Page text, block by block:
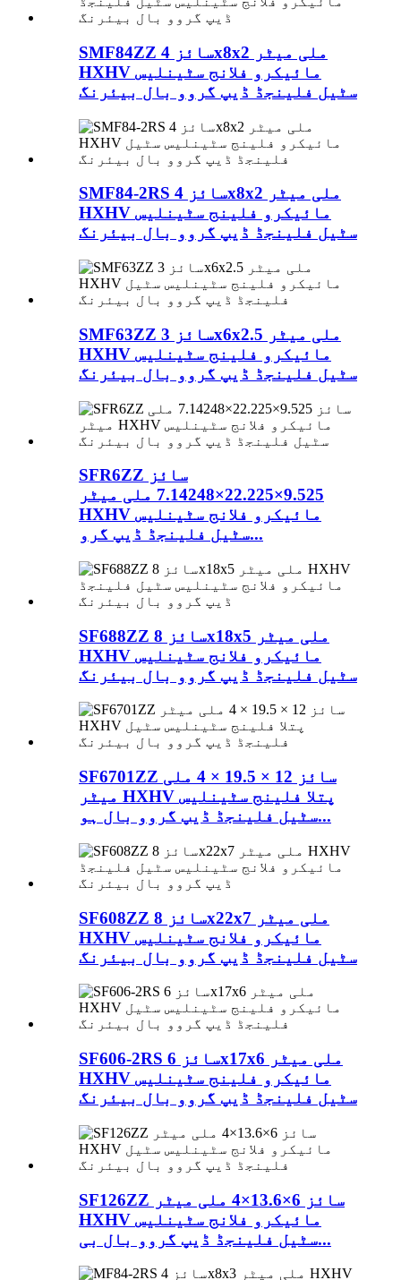
SMF84ZZ سائز 4x8x2 ملی میٹر
HXHV مائیکرو فلانج سٹینلیس
سٹیل فلینجڈ ڈیپ گروو بال بیئرنگ
SMF84-2RS سائز 4x8x2 ملی میٹر
HXHV مائیکرو فلینج سٹینلیس
سٹیل فلینجڈ ڈیپ گروو بال بیئرنگ
SMF63ZZ سائز 3x6x2.5 ملی میٹر
HXHV مائیکرو فلینج سٹینلیس
سٹیل فلینجڈ ڈیپ گروو بال بیئرنگ
SFR6ZZ سائز
9.525×22.225×7.14248 ملی میٹر
HXHV مائیکرو فلانج سٹینلیس
سٹیل فلینجڈ ڈیپ گرو...
SF688ZZ سائز 8x18x5 ملی میٹر
HXHV مائیکرو فلانج سٹینلیس
سٹیل فلینجڈ ڈیپ گروو بال بیئرنگ
SF6701ZZ سائز 12 × 19.5 × 4 ملی
میٹر HXHV پتلا فلینج سٹینلیس
سٹیل فلینجڈ ڈیپ گروو بال ہو...
SF608ZZ سائز 8x22x7 ملی میٹر
HXHV مائیکرو فلانج سٹینلیس
سٹیل فلینجڈ ڈیپ گروو بال بیئرنگ
SF606-2RS سائز 6x17x6 ملی میٹر
HXHV مائیکرو فلینج سٹینلیس
سٹیل فلینجڈ ڈیپ گروو بال بیئرنگ
SF126ZZ سائز 6×13.6×4 ملی میٹر
HXHV مائیکرو فلانج سٹینلیس
سٹیل فلینجڈ ڈیپ گروو بال بی...